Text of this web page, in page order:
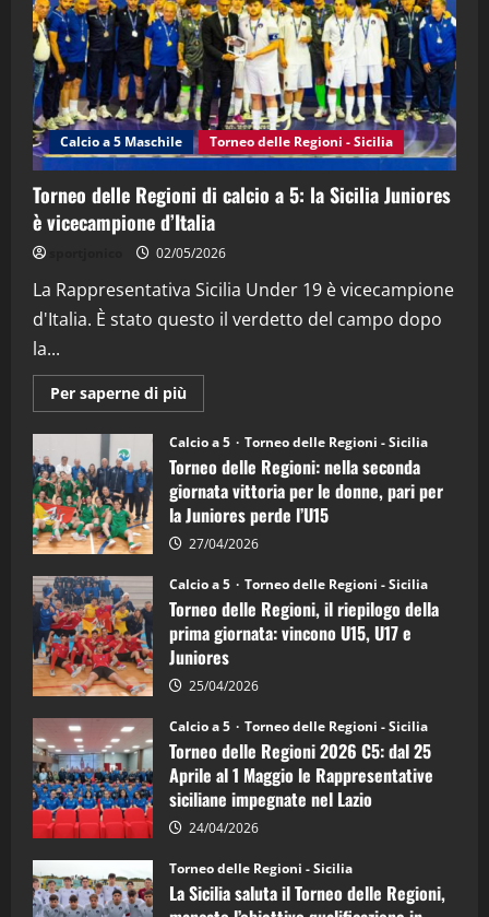
3 21/04/2026
4
"SportEmpire" in Podcast Sport News
“SportEmpire” in Podcast: 27^ Puntata
(Martedi 14 Aprile 2026)
15/04/2026
"SportEmpire" in Podcast
“SportEmpire” in Podcast: 26^ Puntata
08/04/2026
Calcio a 5 Maschile Torneo delle Regioni - Sicilia
Torneo delle Regioni di calcio a 5: la Sicilia Juniores
è vicecampione d’Italia
02/05/2026
La Rappresentativa Sicilia Under 19 è vicecampione
d'Italia. È stato questo il verdetto del campo dopo
la...
Per saperne di più
informazioni
Torneo
delle
Regioni
di
calcio
a
5:
la
Juniores
è
vicecampione
d’Italia
Calcio a 5 Torneo delle Regioni - Sicilia
Torneo delle Regioni: nella seconda
giornata vittoria per le donne, pari per
la Juniores perde l’U15
27/04/2026
Calcio a 5 Torneo delle Regioni - Sicilia
Torneo delle Regioni, il riepilogo della
prima giornata: vincono U15, U17 e
Juniores
25/04/2026
Calcio a 5 Torneo delle Regioni - Sicilia
Torneo delle Regioni 2026 C5: dal 25
Aprile al 1 Maggio le Rappresentative
siciliane impegnate nel Lazio
24/04/2026
Torneo delle Regioni - Sicilia
La Sicilia saluta il Torneo delle Regioni,